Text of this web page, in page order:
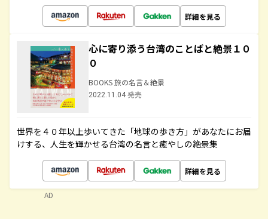
詳細を見る
心に寄り添う台湾のことばと絶景１０
０
BOOKS 旅の名言＆絶景
2022.11.04 発売
世界を４０年以上歩いてきた「地球の歩き方」があなたにお届
けする、人生を輝かせる台湾の名言と癒やしの絶景集
詳細を見る
AD